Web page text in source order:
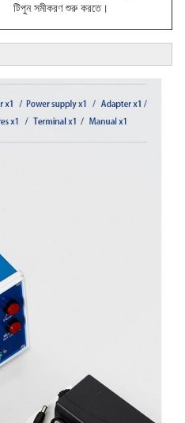
টিপুন সমীকরণ শুরু করতে।